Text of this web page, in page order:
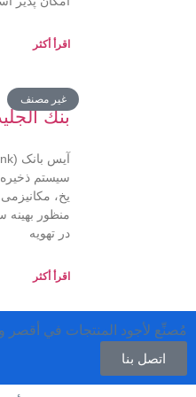
اقرأ أكثر
غير مصنف
بنك
سیستم
یخ،
منظور
در تهویه
اقرأ أكثر
مُصنِّع لأجود المنتجات في أقصر
اتصل بنا